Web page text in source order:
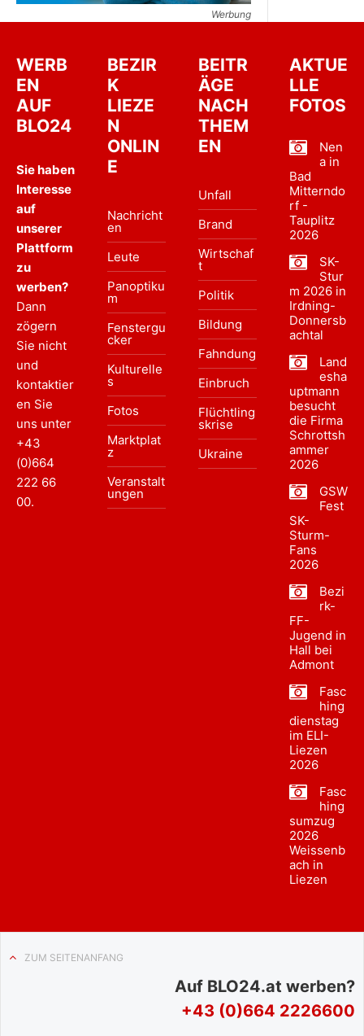
Werbung
WERB
EN
AUF
BLO24
Sie haben
Interesse
auf
unserer
Plattform
zu
werben?
Dann
zögern
Sie nicht
und
kontaktier
en Sie
uns unter
+43
(0)664
222 66
00.
BEZIR
K
LIEZE
N
ONLIN
E
Nachricht
en
Leute
Panoptiku
m
Fenstergu
cker
Kulturelle
s
Fotos
Marktplat
z
Veranstalt
ungen
BEITR
ÄGE
NACH
THEM
EN
Unfall
Brand
Wirtschaf
t
Politik
Bildung
Fahndung
Einbruch
Flüchtling
skrise
Ukraine
AKTUE
LLE
FOTOS
Nen
a in
Bad
Mitterndo
rf -
Tauplitz
2026
SK-
Stur
m 2026 in
Irdning-
Donnersb
achtal
Land
esha
uptmann
besucht
die Firma
Schrottsh
ammer
2026
GSW
Fest
SK-
Sturm-
Fans
2026
Bezi
rk-
FF-
Jugend in
Hall bei
Admont
Fasc
hing
dienstag
im ELI-
Liezen
2026
Fasc
hing
sumzug
2026
Weissenb
ach in
Liezen
ZUM SEITENANFANG
Auf BLO24.at werben?
+43 (0)664 2226600